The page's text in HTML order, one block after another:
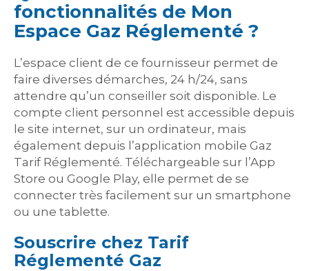
fonctionnalités de Mon
Espace Gaz Réglementé ?
L’espace client de ce fournisseur permet de
faire diverses démarches, 24 h/24, sans
attendre qu’un conseiller soit disponible. Le
compte client personnel est accessible depuis
le site internet, sur un ordinateur, mais
également depuis l’application mobile Gaz
Tarif Réglementé. Téléchargeable sur l’App
Store ou Google Play, elle permet de se
connecter très facilement sur un smartphone
ou une tablette.
Souscrire chez Tarif
Réglementé Gaz